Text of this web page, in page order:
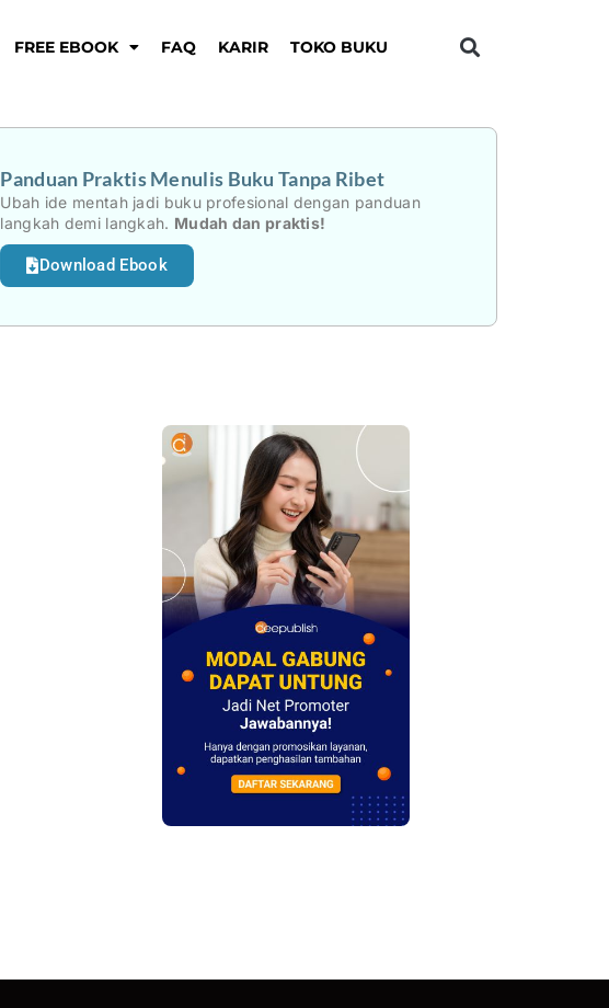
FREE EBOOK FAQ KARIR TOKO BUKU
Panduan Praktis Menulis Buku Tanpa Ribet
Ubah ide mentah jadi buku profesional dengan panduan
langkah demi langkah. Mudah dan praktis!
Download Ebook